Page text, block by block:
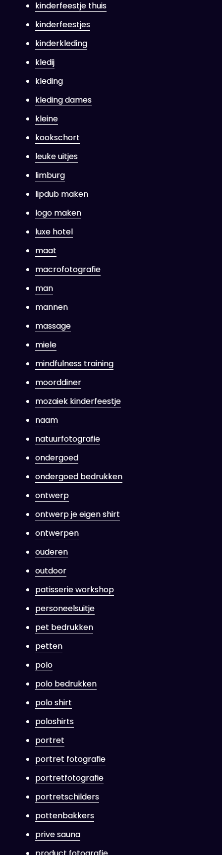
kinderfeestje thuis
kinderfeestjes
kinderkleding
kledij
kleding
kleding dames
kleine
kookschort
leuke uitjes
limburg
lipdub maken
logo maken
luxe hotel
maat
macrofotografie
man
mannen
massage
miele
mindfulness training
moorddiner
mozaiek kinderfeestje
naam
natuurfotografie
ondergoed
ondergoed bedrukken
ontwerp
ontwerp je eigen shirt
ontwerpen
ouderen
outdoor
patisserie workshop
personeelsuitje
pet bedrukken
petten
polo
polo bedrukken
polo shirt
poloshirts
portret
portret fotografie
portretfotografie
portretschilders
pottenbakkers
prive sauna